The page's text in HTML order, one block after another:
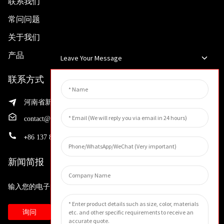
常问问题
关于我们
产品
联系方式
河南省新乡市渭滨区先进制造业开发区邵华路199号
contact@huahangfilter.com
+86 137 8194 7634
新闻简报
输入您的电子邮件地址，我们将向您发送最新资讯计划。
询问
Leave Your Message